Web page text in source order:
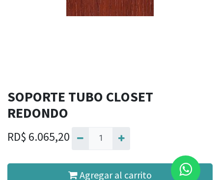
SOPORTE TUBO CLOSET
REDONDO
RD$ 6.065,20
Agregar al carrito